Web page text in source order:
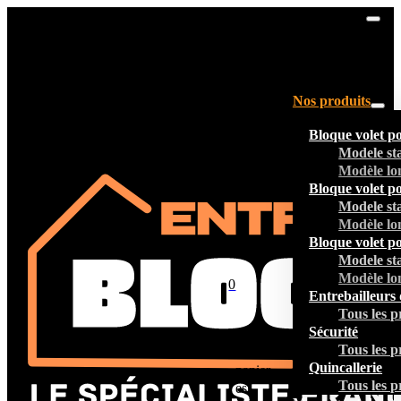
Nos produits
Bloque volet
Modele
Modèle
Bloque volet
Modele
Modèle
Bloque volet
Modele
Modèle
Entrebailleurs
Tous les
Sécurité
Tous les
Quincallerie
Tous les
0
panier
est